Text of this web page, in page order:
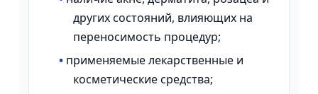
других состояний, влияющих на
переносимость процедур;
• применяемые лекарственные и
косметические средства;